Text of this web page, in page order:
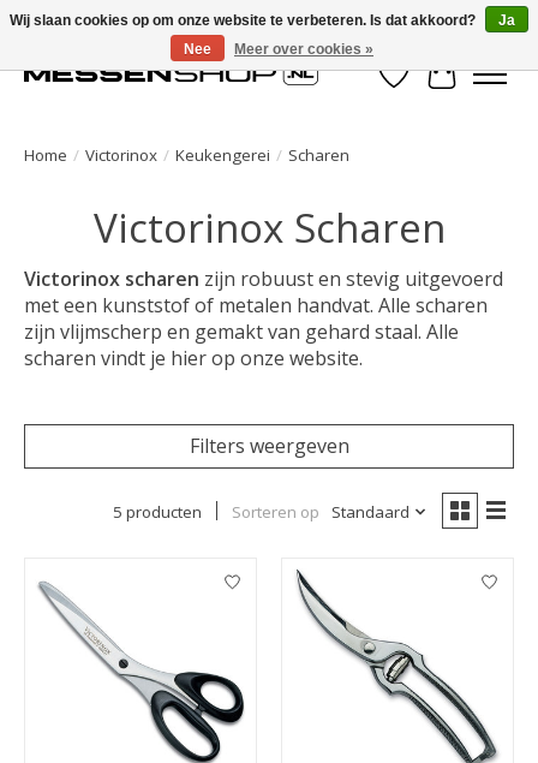
Verlanglijst
Home / Victorinox / Keukengerei / Scharen
Victorinox Scharen
Victorinox scharen zijn robuust en stevig uitgevoerd
met een kunststof of metalen handvat. Alle scharen
zijn vlijmscherp en gemakt van gehard staal. Alle
scharen vindt je hier op onze website.
Filters weergeven
5 producten Sorteren op Standaard
Wij slaan cookies op om onze website te verbeteren. Is dat akkoord?
Ja
Nee
Meer over cookies »